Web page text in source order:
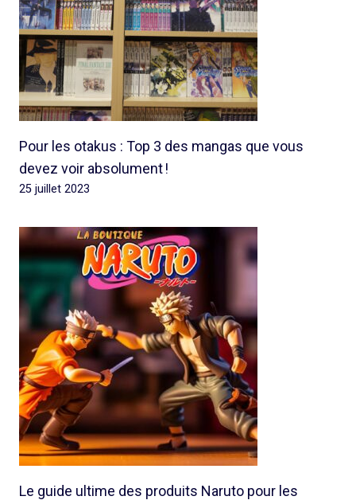
Pour les otakus : Top 3 des mangas que vous
devez voir absolument !
25 juillet 2023
Le guide ultime des produits Naruto pour les